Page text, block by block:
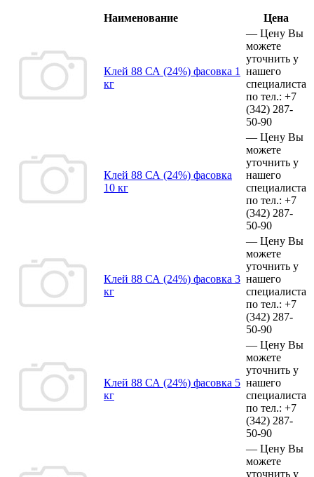
Наименование Цена
Клей 88 СА (24%) фасовка 1
кг
— Цену Вы
можете
уточнить у
нашего
специалиста
по тел.: +7
(342) 287-
50-90
Клей 88 СА (24%) фасовка
10 кг
— Цену Вы
можете
уточнить у
нашего
специалиста
по тел.: +7
(342) 287-
50-90
Клей 88 СА (24%) фасовка 3
кг
— Цену Вы
можете
уточнить у
нашего
специалиста
по тел.: +7
(342) 287-
50-90
Клей 88 СА (24%) фасовка 5
кг
— Цену Вы
можете
уточнить у
нашего
специалиста
по тел.: +7
(342) 287-
50-90
— Цену Вы
можете
уточнить у